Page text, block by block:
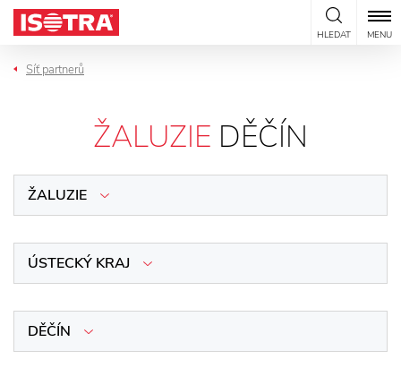
Přeskočit na obsah
HLEDAT MENU
Síť partnerů
ŽALUZIE DĚČÍN
ŽALUZIE
ÚSTECKÝ KRAJ
DĚČÍN